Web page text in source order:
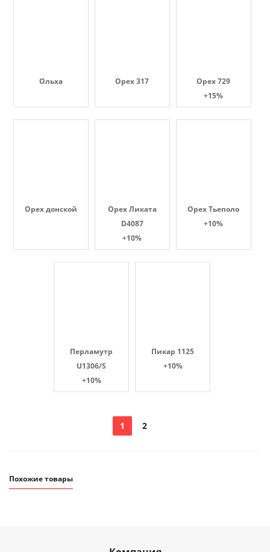
Ольха Орех 317
Орех 729
+15%
Орех донской
Орех Ликата
D4087
+10%
Орех Тьеполо
+10%
Перламутр
U1306/S
+10%
Пикар 1125
+10%
1 2
Похожие товары